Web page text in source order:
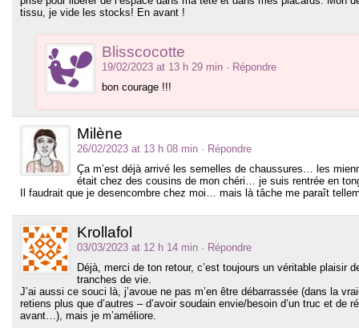
tissu, je vide les stocks! En avant !
Blisscocotte
19/02/2023 at 13 h 29 min · Répondre
bon courage !!!
Milène
26/02/2023 at 13 h 08 min · Répondre
Ça m’est déjà arrivé les semelles de chaussures… les
était chez des cousins de mon chéri… je suis rentrée en
Il faudrait que je desencombre chez moi… mais là tâche me paraît
Krollafol
03/03/2023 at 12 h 14 min · Répondre
Déjà, merci de ton retour, c’est toujours un véritable plaisir
tranches de vie.
J’ai aussi ce souci là, j’avoue ne pas m’en être débarrassée (dans la
retiens plus que d’autres – d’avoir soudain envie/besoin d’un truc et de
avant…), mais je m’améliore.